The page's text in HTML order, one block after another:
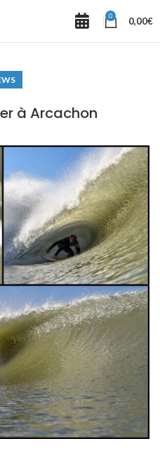
0 0,00€
à Arcachon